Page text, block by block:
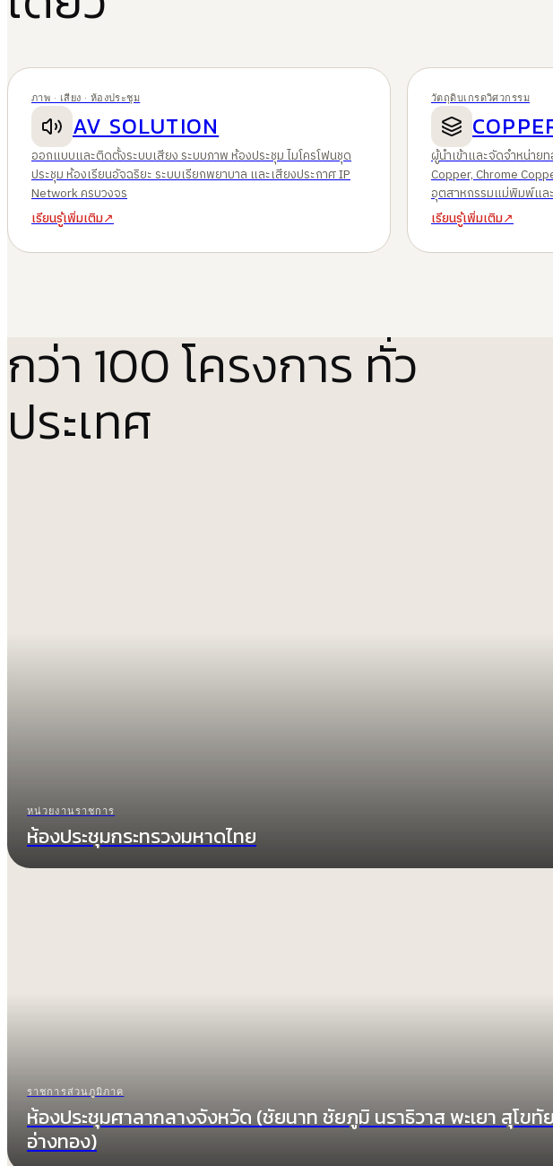
ภาพ · เสียง · ห้องประชุม
AV SOLUTION
ออกแบบและติดตั้งระบบเสียง ระบบภาพ ห้องประชุม ไมโครโฟนชุด
ประชุม ห้องเรียนอัจฉริยะ ระบบเรียกพยาบาล และเสียงประกาศ IP
Network ครบวงจร
เรียนรู้เพิ่มเติม↗
วัตถุดิบเกรดวิศวกรรม
ผู้นำเข้าและจัดจำหน่า
Copper, Chrome
อุตสาหกรรมแม่พิมพ์แล
เรียนรู้เพิ่มเติม↗
กว่า 100 โครงการ ทั่ว
ประเทศ
หน่วยงานราชการ
ห้องประชุมกระทรวงมหาดไทย
ราชการส่วนภูมิภาค
ห้องประชุมศาลากลางจังหวัด (ชัยนาท ชัยภูมิ นราธิวาส พะเยา สุโขทัย
อ่างทอง)